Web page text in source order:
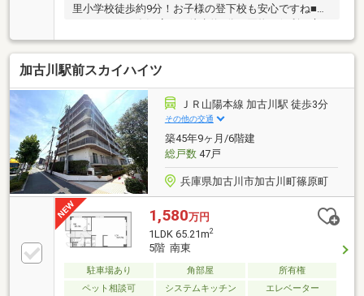
里小学校徒歩約9分！お子様の登下校も安心ですね■マ
ックスバリュ友沢店まで徒歩約5分で買物に便利な立
地■バルコニー南向きにつき日当り良好！
加古川駅前スカイハイツ
ＪＲ山陽本線 加古川駅 徒歩3分
その他の交通
築45年9ヶ月/6階建
総戸数47戸
兵庫県加古川市加古川町篠原町
1,580万円
1LDK 65.21m2
5階 南東
駐車場あり 角部屋
所有権
ペット相談可
システムキッチン エレベーター